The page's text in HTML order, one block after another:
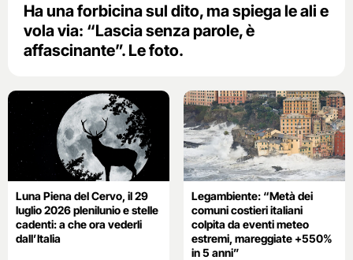
Ha una forbicina sul dito, ma spiega le ali e
vola via: “Lascia senza parole, è
affascinante”. Le foto.
Luna Piena del Cervo, il 29
luglio 2026 plenilunio e stelle
cadenti: a che ora vederli
dall’Italia
Legambiente: “Metà dei
comuni costieri italiani
colpita da eventi meteo
estremi, mareggiate +550%
in 5 anni”